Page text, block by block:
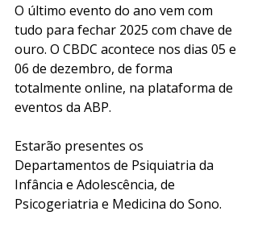
O último evento do ano vem com
tudo para fechar 2025 com chave de
ouro. O CBDC acontece nos dias 05 e
06 de dezembro, de forma
totalmente online, na plataforma de
eventos da ABP.
Estarão presentes os
Departamentos de Psiquiatria da
Infância e Adolescência, de
Psicogeriatria e Medicina do Sono.